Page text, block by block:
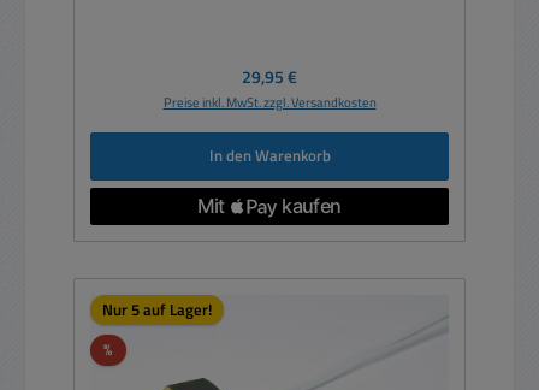
Regulärer Preis:
29,95 €
Preise inkl. MwSt. zzgl. Versandkosten
In den Warenkorb
Nur 5 auf Lager!
%Rabatt